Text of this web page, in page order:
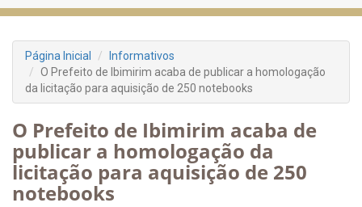
Página Inicial
Informativos
O Prefeito de Ibimirim acaba de publicar a homologação
da licitação para aquisição de 250 notebooks
O Prefeito de Ibimirim acaba de
publicar a homologação da
licitação para aquisição de 250
notebooks